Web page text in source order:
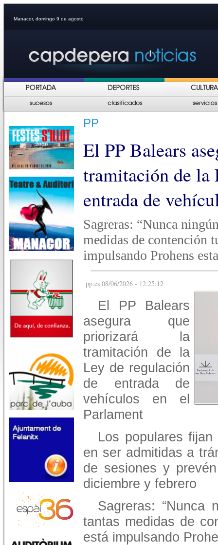
Manacor, domingo 9 de agosto
PP
El PP Balears
tramitación de la
entrada de
Sagreras: “Nunca
medidas de contención
impulsando Prohens
pp.es 08/06/2026 - 12:25:12
El PP Balears
asegura que
priorizará la
tramitación de la
Ley de regulación
de entrada de
vehículos en el
Parlament
Los populares
en ser admitidas a
de sesiones y
diciembre y febrero
Sagreras: “Nunca
tantas medidas de
está impulsando